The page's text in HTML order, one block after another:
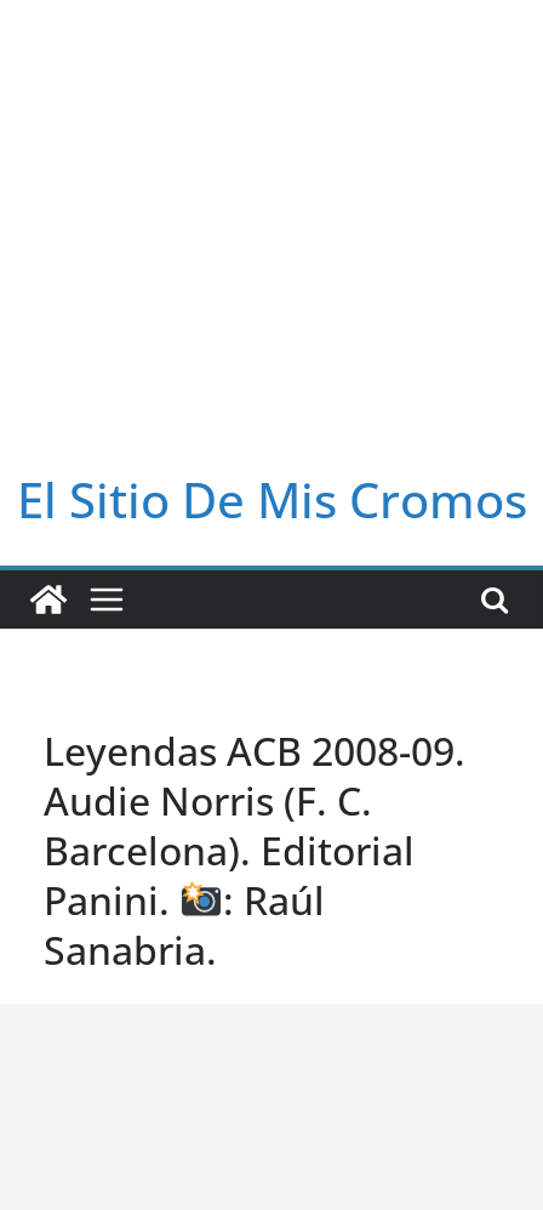
El Sitio De Mis Cromos
Leyendas ACB 2008-09.
Audie Norris (F. C.
Barcelona). Editorial
Panini.
: Raúl
Sanabria.